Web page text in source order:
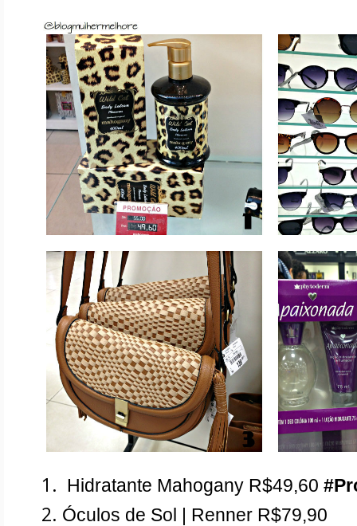
Hidratante Mahogany R$49,60
Óculos de Sol | Renner R$79,90